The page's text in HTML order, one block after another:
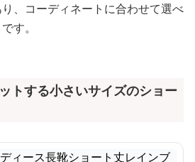
、コーディネートに合わせて選べ
す。
トする小さいサイズのショー